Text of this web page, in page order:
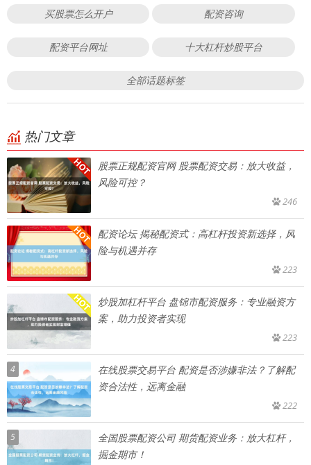
买股票怎么开户 配资咨询
配资平台网址 十大杠杆炒股平台
全部话题标签
热门文章
股票正规配资官网 股票配资交易：放大收益，
风险可控？
246
配资论坛 揭秘配资式：高杠杆投资新选择，风
险与机遇并存
223
炒股加杠杆平台 盘锦市配资服务：专业融资方
案，助力投资者实现
223
4
在线股票交易平台 配资是否涉嫌非法？了解配
资合法性，远离金融
222
5
全国股票配资公司 期货配资业务：放大杠杆，
掘金期市！